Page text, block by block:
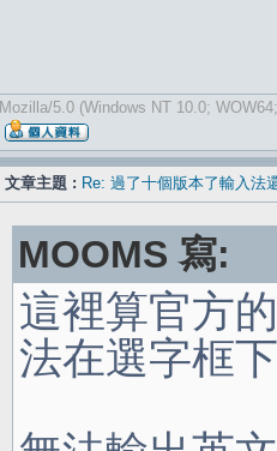
Mozilla/5.0 (Windows NT 10.0;
文章主題 : Re: 過了十個版本了輸入法
MOOMS 寫:
這裡算官方
法在選字框